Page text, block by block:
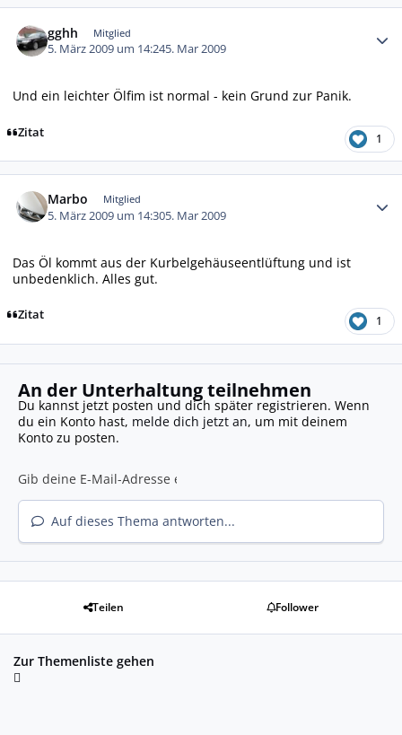
gghh Mitglied
5. März 2009 um 14:245. Mar 2009
Und ein leichter Ölfim ist normal - kein Grund zur Panik.
Zitat 1
Marbo Mitglied
5. März 2009 um 14:305. Mar 2009
Das Öl kommt aus der Kurbelgehäuseentlüftung und ist
unbedenklich. Alles gut.
Zitat 1
An der Unterhaltung teilnehmen
Du kannst jetzt posten und dich später registrieren. Wenn
du ein Konto hast, melde dich jetzt an, um mit deinem
Konto zu posten.
Auf dieses Thema antworten...
Teilen Follower
Zur Themenliste gehen